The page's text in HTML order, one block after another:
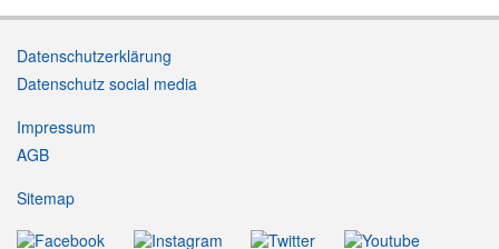
Datenschutzerklärung
Datenschutz social media
Impressum
AGB
Sitemap